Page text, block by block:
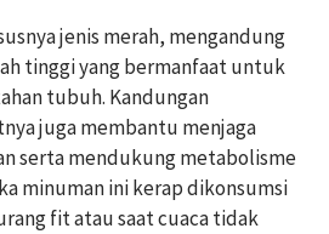
jenis merah, mengandung
tinggi yang bermanfaat untuk
tubuh. Kandungan
juga membantu menjaga
serta mendukung metabolisme
minuman ini kerap dikonsumsi
fit atau saat cuaca tidak